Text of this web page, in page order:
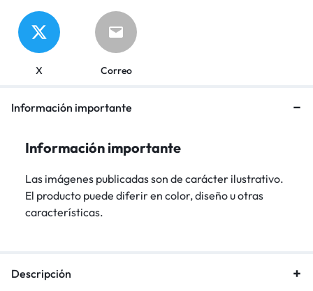
X Correo
Información importante
Información importante
Las imágenes publicadas son de carácter ilustrativo.
El producto puede diferir en color, diseño u otras
características.
Descripción